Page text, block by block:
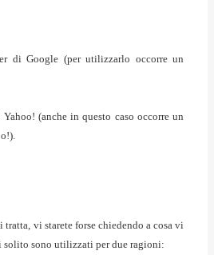
di Google (per utilizzarlo occorre un
(anche in questo caso occorre un
tratta, vi starete forse chiedendo a cosa vi
solito sono utilizzati per due ragioni: